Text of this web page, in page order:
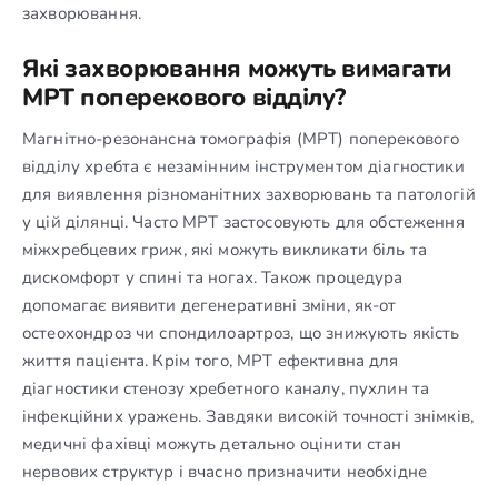
захворювання.
Які захворювання можуть вимагати
МРТ поперекового відділу?
Магнітно-резонансна томографія (МРТ) поперекового
відділу хребта є незамінним інструментом діагностики
для виявлення різноманітних захворювань та патологій
у цій ділянці. Часто МРТ застосовують для обстеження
міжхребцевих гриж, які можуть викликати біль та
дискомфорт у спині та ногах. Також процедура
допомагає виявити дегенеративні зміни, як-от
остеохондроз чи спондилоартроз, що знижують якість
життя пацієнта. Крім того, МРТ ефективна для
діагностики стенозу хребетного каналу, пухлин та
інфекційних уражень. Завдяки високій точності знімків,
медичні фахівці можуть детально оцінити стан
нервових структур і вчасно призначити необхідне